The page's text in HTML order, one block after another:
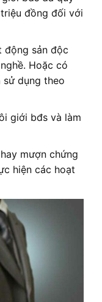
đồng đối với
động sản độc
Hoặc có
sử dụng theo
giới bđs và làm
mượn chứng
hiện các hoạt